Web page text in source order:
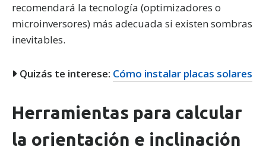
recomendará la tecnología (optimizadores o
microinversores) más adecuada si existen sombras
inevitables.
Quizás te interese: Cómo instalar placas solares
Herramientas para calcular
la orientación e inclinación